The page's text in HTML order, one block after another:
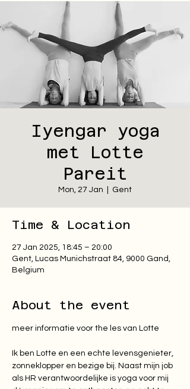
Iyengar yoga
met Lotte
Pareit
Mon, 27 Jan Gent
Time & Location
27 Jan 2025, 18:45 – 20:00
Gent, Lucas Munichstraat 84, 9000 Gand,
Belgium
About the event
Ik ben Lotte en een echte levensgenieter,
zonneklopper en bezige bij. Naast mijn job
als HR verantwoordelijke is yoga voor mij